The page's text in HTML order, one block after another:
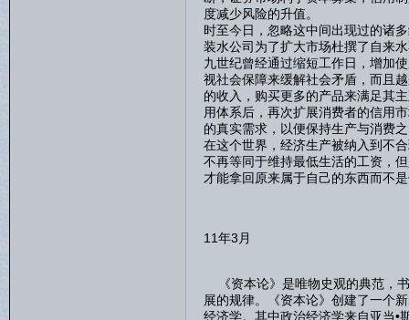
度减少风险的升值。
时至今日，忽略这中间出现过的诸
装水公司为了扩大市场杜撰了自来
九世纪曾经通过缩短工作日，增加
视社会保障来缓解社会矛盾，而且
的收入，购买更多的产品来满足其
用体系后，再次扩展消费者的信用
的真实需求，以便保持生产与消费
在这个世界，经济生产被纳入到不
不再等同于维持最低生活的工资，
才能拿回原来属于自己的东西而不
11年3月
《资本论》是唯物史观的典范，
展的规律。《资本论》创建了一个
经济学。其中政治经济学来自亚当•